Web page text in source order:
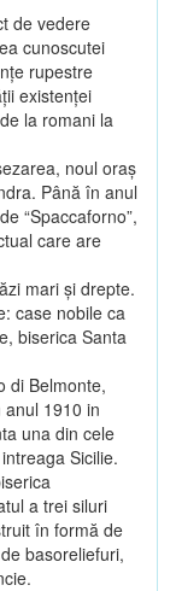
de vedere
cunoscutei
rupestre
existenţei
la romani la
noul oraş
Până în anul
“Spaccaforno”,
care are
mari şi drepte.
case nobile ca
biserica Santa
di Belmonte,
1910 in
una din cele
Sicilie.
a trei siluri
în formă de
basoreliefuri,